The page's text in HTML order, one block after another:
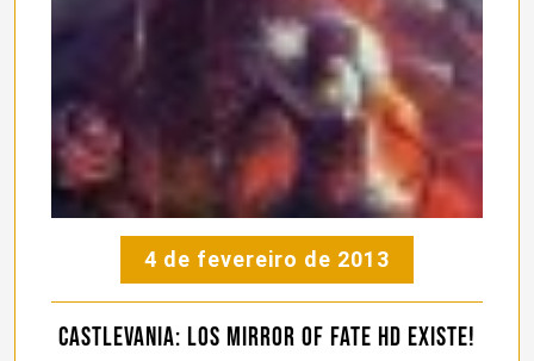
4 de fevereiro de 2013
Castlevania: LoS Mirror of Fate HD existe!